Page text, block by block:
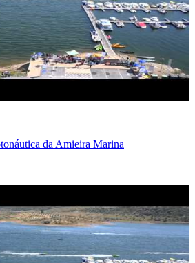
da Amieira Marina